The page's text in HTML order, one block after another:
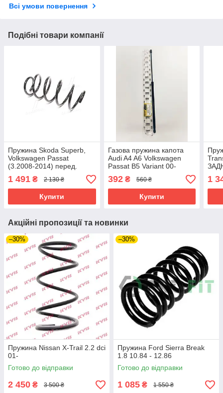
Всі умови повернення
Подібні товари компанії
Пружина Skoda Superb,
Volkswagen Passat
(3.2008-2014) перед.
Kayaba RA3516
1 491 ₴ 2 130 ₴
Купити
Газова пружина капота
Audi A4 A6 Volkswagen
Passat B5 Variant 00-
Розмір L1=410 мм L2=745
mm N=280
392₴ 560 ₴
Купити
1
Акційні пропозиції та новинки
–30%
Пружина Nissan X-Trail 2.2 dci
01-
Готово до відправки
2 450 ₴ 3 500 ₴
–30%
Пружина Ford Sierra Break
1.8 10.84 - 12.86
Готово до відправки
1 085 ₴ 1 550 ₴